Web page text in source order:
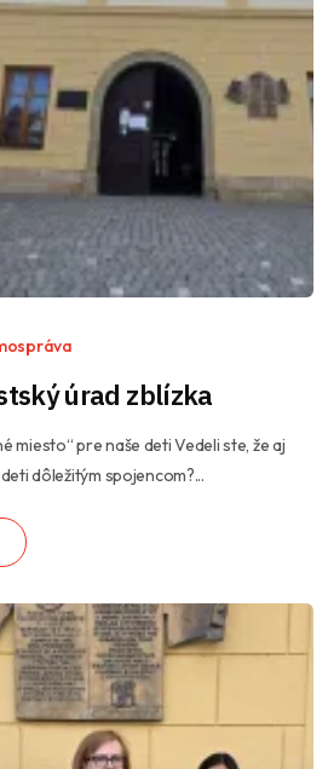
úrad zblízka
miesto“ pre naše deti Vedeli ste, že aj
dôležitým spojencom?...